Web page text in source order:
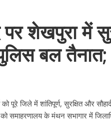
पर शेखपुरा में
बल
पूरे जिले में शांतिपूर्ण, सुरक्षित और
समाहरणालय के मंथन सभागार में